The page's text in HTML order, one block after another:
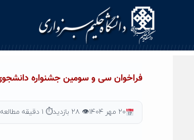
فراخوان سی و سومین جشنواره دانشجوی
۲۰ مهر ۱۴۰۴ 👁 ۲۸ بازدید ⏱ ۱ دقیقه مطالعه